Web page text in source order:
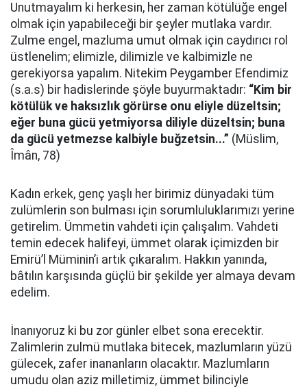
Unutmayalım ki herkesin, her zaman kötülüğe engel
olmak için yapabileceği bir şeyler mutlaka vardır.
Zulme engel, mazluma umut olmak için caydırıcı rol
üstlenelim; elimizle, dilimizle ve kalbimizle ne
gerekiyorsa yapalım. Nitekim Peygamber Efendimiz
(s.a.s) bir hadislerinde şöyle buyurmaktadır: “Kim bir
kötülük ve haksızlık görürse onu eliyle düzeltsin;
eğer buna gücü yetmiyorsa diliyle düzeltsin; buna
da gücü yetmezse kalbiyle buğzetsin...” (Müslim,
Îmân, 78)
Kadın erkek, genç yaşlı her birimiz dünyadaki tüm
zulümlerin son bulması için sorumluluklarımızı yerine
getirelim. Ümmetin vahdeti için çalışalım. Vahdeti
temin edecek halifeyi, ümmet olarak içimizden bir
Emirü’l Müminin’i artık çıkaralım. Hakkın yanında,
bâtılın karşısında güçlü bir şekilde yer almaya devam
edelim.
İnanıyoruz ki bu zor günler elbet sona erecektir.
Zalimlerin zulmü mutlaka bitecek, mazlumların yüzü
gülecek, zafer inananların olacaktır. Mazlumların
umudu olan aziz milletimiz, ümmet bilinciyle